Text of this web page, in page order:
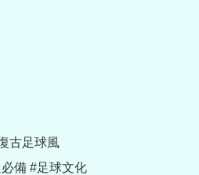
古足球風
備 #足球文化